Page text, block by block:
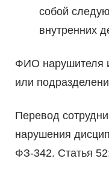
собой
внутренних
ФИО нарушителя
или
Перевод
нарушения
ФЗ-342. Статья